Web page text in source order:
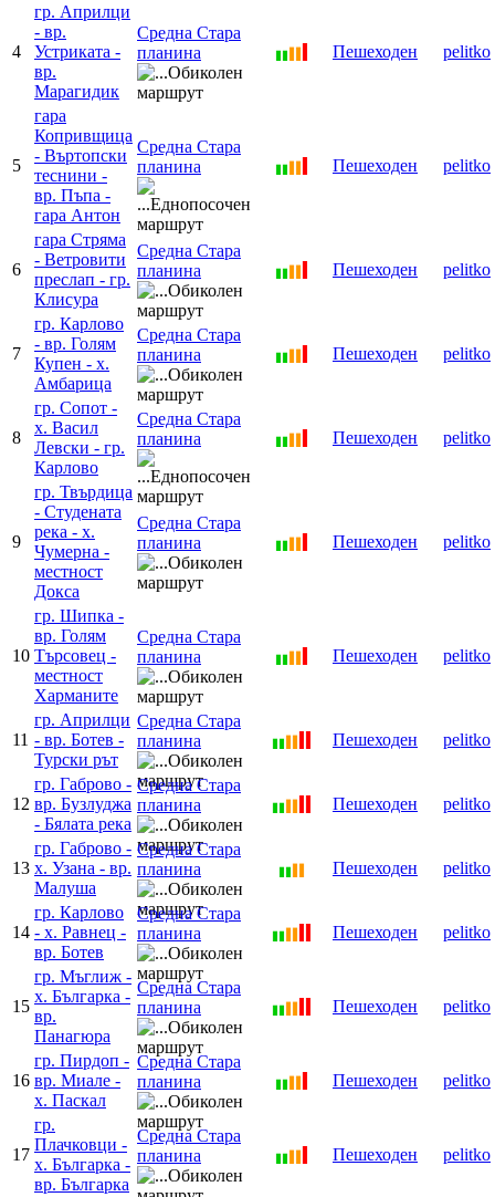
4
гр. Априлци
- вр.
Устриката -
вр.
Марагидик
Средна Стара
планина
Пешеходен pelitko
5
гара
Копривщица
- Въртопски
теснини -
вр. Пъпа -
гара Антон
Средна Стара
планина
Пешеходен pelitko
6
гара Стряма
- Ветровити
преслап - гр.
Клисура
Средна Стара
планина
Пешеходен pelitko
7
гр. Карлово
- вр. Голям
Купен - х.
Амбарица
Средна Стара
планина
Пешеходен pelitko
8
гр. Сопот -
х. Васил
Левски - гр.
Карлово
Средна Стара
планина
Пешеходен pelitko
9
гр. Твърдица
- Студената
река - х.
Чумерна -
местност
Докса
Средна Стара
планина
Пешеходен pelitko
10
гр. Шипка -
вр. Голям
Търсовец -
местност
Харманите
Средна Стара
планина
Пешеходен pelitko
11
гр. Априлци
- вр. Ботев -
Турски рът
Средна Стара
планина
Пешеходен pelitko
12
гр. Габрово -
вр. Бузлуджа
- Бялата река
Средна Стара
планина
Пешеходен pelitko
13
гр. Габрово -
х. Узана - вр.
Малуша
Средна Стара
планина
Пешеходен pelitko
14
гр. Карлово
- х. Равнец -
вр. Ботев
Средна Стара
планина
Пешеходен pelitko
15
гр. Мъглиж -
х. Българка -
вр.
Панагюра
Средна Стара
планина
Пешеходен pelitko
16
гр. Пирдоп -
вр. Миале -
х. Паскал
Средна Стара
планина
Пешеходен pelitko
17
гр.
Плачковци -
х. Българка -
вр. Българка
Средна Стара
планина
Пешеходен pelitko